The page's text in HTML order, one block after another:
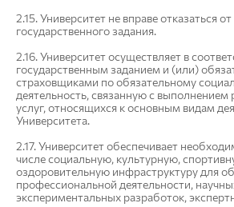
2.15. Университет не вправе отказаться
государственного задания.
2.16. Университет осуществляет в
государственным заданием и (или)
страховщиками по обязательному
деятельность, связанную с выполнением
услуг, относящихся к основным видам
Университета.
2.17. Университет обеспечивает
числе социальную, культурную,
оздоровительную инфраструктуру для
профессиональной деятельности,
экспериментальных разработок,